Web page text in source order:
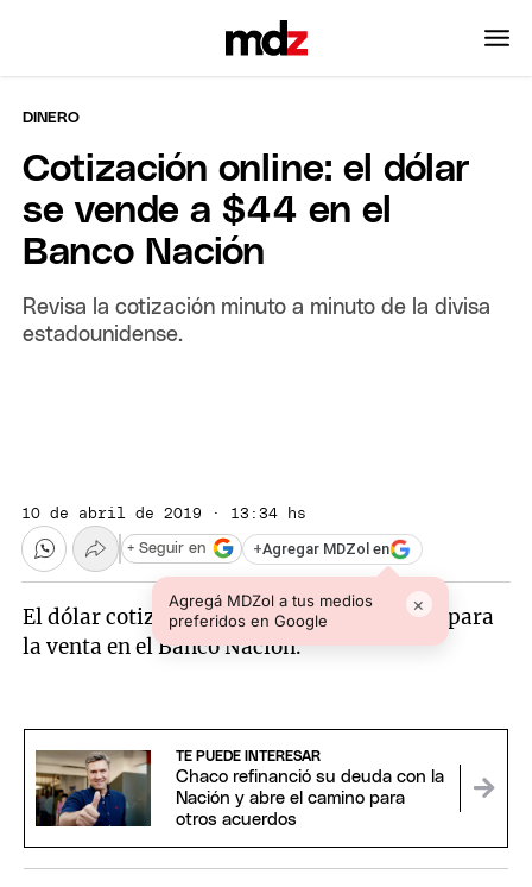
DINERO
Cotización online: el dólar
se vende a $44 en el
Banco Nación
Revisa la cotización minuto a minuto de la divisa
estadounidense.
10 de abril de 2019 · 13:34 hs
+Agregar MDZol en
Agregá MDZol a tus medios
preferidos en Google
×
+ Seguir en
El dólar cotiza a $42 para la compra y $44 para
la venta en el Banco Nación.
TE PUEDE INTERESAR
Chaco refinanció su deuda con la
Nación y abre el camino para
otros acuerdos